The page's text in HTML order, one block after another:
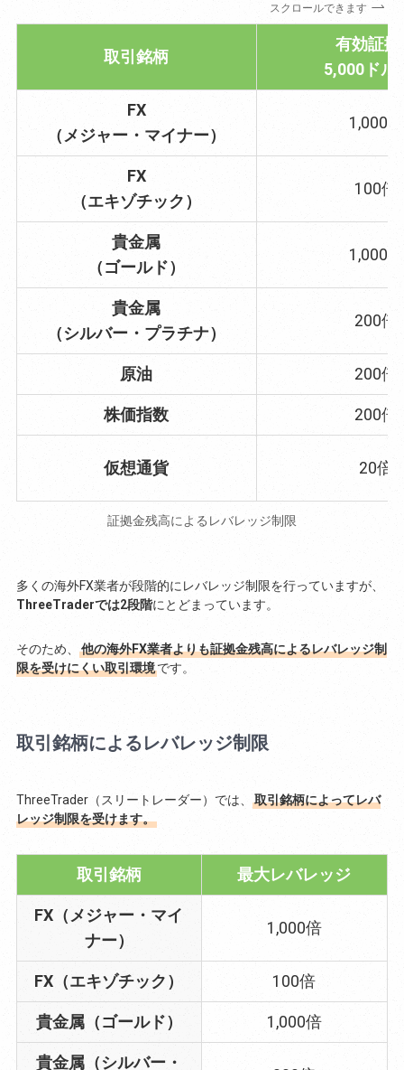
スクロールできます
取引銘柄
有効証
5,000ドル
FX
（メジャー・マイナー）
1,000倍
FX
（エキゾチック）
100倍
貴金属
（ゴールド）
1,000倍
貴金属
（シルバー・プラチナ）
200倍
原油 200倍
株価指数 200倍
仮想通貨 20倍
証拠金残高によるレバレッジ制限
多くの海外FX業者が段階的にレバレッジ制限を行っていますが、
ThreeTraderでは2段階にとどまっています。
そのため、
他の海外FX業者よりも証拠金残高によるレバレッジ制
限を受けにくい取引環境です。
取引銘柄によるレバレッジ制限
ThreeTrader（スリートレーダー）では、
取引銘柄によってレバ
レッジ制限を受けます。
取引銘柄 最大レバレッジ
FX（メジャー・マイ
ナー）
1,000倍
FX（エキゾチック） 100倍
貴金属（ゴールド） 1,000倍
貴金属（シルバー・